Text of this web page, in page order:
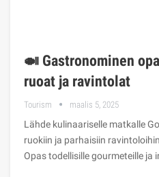
🍛 Gastronominen
ruoat ja ravintolat
Tourism maalis 5, 2025
Lähde kulinaariselle matkalle
ruokiin ja parhaisiin
Opas todellisille gourmeteille ja